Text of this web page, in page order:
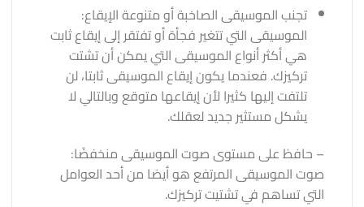
تجنب الموسيقى الصاخبة أو متنوعة الإيقاع:
الموسيقى التي تتغير فجأة أو تفتقر إلى إيقاع ثابت
هي أكثر أنواع الموسيقى التي يمكن أن تشتت
تركيزك. فعندما يكون إيقاع الموسيقى ثابتا، لن
تلتفت إليها كثيرا لأن إيقاعها متوقع وبالتالي لا
يشكل مستثير جديد لعقلك.
– حافظ على مستوى صوت الموسيقى منخفضًا:
صوت الموسيقى المرتفع هو أيضا من أحد العوامل
التي تساهم في تشتيت تركيزك.